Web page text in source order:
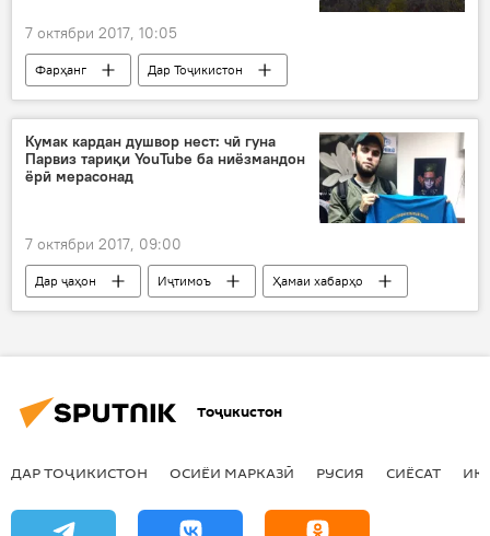
7 октябри 2017, 10:05
Фарҳанг
Дар Тоҷикистон
Ҳамаи хабарҳо
Хоруғ
таҷлил
Кумак кардан душвор нест: чӣ гуна
Парвиз тариқи YouTube ба ниёзмандон
ёрӣ мерасонад
7 октябри 2017, 09:00
Дар ҷаҳон Иҷтимоъ
Ҳамаи хабарҳо
Парвиз Иброҳимов
осон аст
Тоҷикистон
ДАР ТОҶИКИСТОН ОСИЁИ МАРКАЗӢ РУСИЯ СИЁСАТ